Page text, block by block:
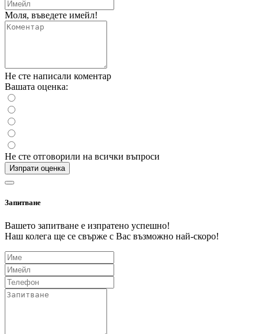
Моля, въведете имейл!
Не сте написали коментар
Вашата оценка:
Не сте отговорили на всички въпроси
Изпрати оценка
Запитване
Вашето запитване е изпратено успешно!
Наш колега ще се свърже с Вас възможно най-скоро!